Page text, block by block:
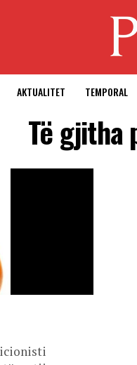
AKTUALITET TEMPORAL
Të gjitha